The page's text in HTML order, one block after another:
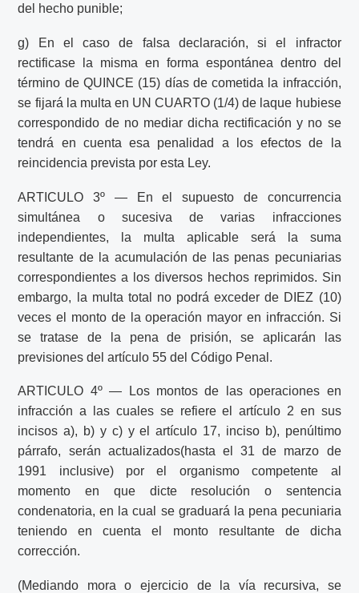
del hecho punible;
g) En el caso de falsa declaración, si el infractor
rectificase la misma en forma espontánea dentro del
término de QUINCE (15) días de cometida la infracción,
se fijará la multa en UN CUARTO (1/4) de laque hubiese
correspondido de no mediar dicha rectificación y no se
tendrá en cuenta esa penalidad a los efectos de la
reincidencia prevista por esta Ley.
ARTICULO 3º — En el supuesto de concurrencia
simultánea o sucesiva de varias infracciones
independientes, la multa aplicable será la suma
resultante de la acumulación de las penas pecuniarias
correspondientes a los diversos hechos reprimidos. Sin
embargo, la multa total no podrá exceder de DIEZ (10)
veces el monto de la operación mayor en infracción. Si
se tratase de la pena de prisión, se aplicarán las
previsiones del artículo 55 del Código Penal.
ARTICULO 4º — Los montos de las operaciones en
infracción a las cuales se refiere el artículo 2 en sus
incisos a), b) y c) y el artículo 17, inciso b), penúltimo
párrafo, serán actualizados(hasta el 31 de marzo de
1991 inclusive) por el organismo competente al
momento en que dicte resolución o sentencia
condenatoria, en la cual se graduará la pena pecuniaria
teniendo en cuenta el monto resultante de dicha
corrección.
(Mediando mora o ejercicio de la vía recursiva, se